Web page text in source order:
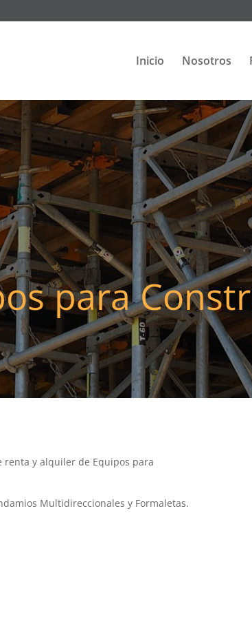
Inicio Nosotros
para
renta y alquiler de Equipos para
Multidireccionales y Formaletas.